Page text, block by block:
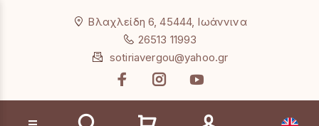
Βλαχλείδη 6, 45444, Ιωάννινα
26513 11993
sotiriavergou@yahoo.gr
Αναζήτηση προϊόντων